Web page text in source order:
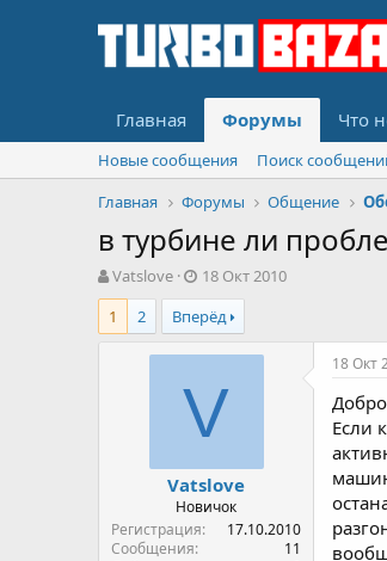
Главная Форумы Что
Новые сообщения
Поиск
Главная
Форумы Общение
в турбине ли
А
в
т
о
Vatslove
Д
а
т
а
н
а
а
18 Окт 2010
1
2 Вперёд
V
Vatslove
Новичок
Регистрация
17.10.2010
Сообщения
11
18 Окт
Если